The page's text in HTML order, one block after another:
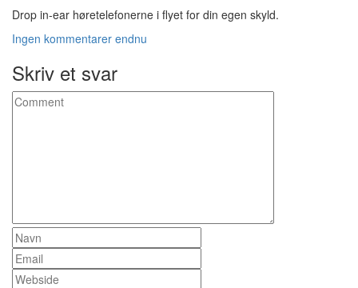
Drop in-ear høretelefonerne i flyet for din egen skyld.
Ingen kommentarer endnu
Skriv et svar